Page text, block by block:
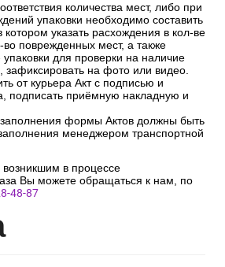
количества мест, либо при
упаковки необходимо составить
котором указать расхождения в кол-ве
во поврежденных мест, а также
упаковки для проверки на наличие
зафиксировать на фото или видео.
от курьера Акт с подписью и
подписать приёмную накладную и
формы Актов должны быть
менеджером транспортной
в процессе
Вы можете обращаться к нам, по
48-87